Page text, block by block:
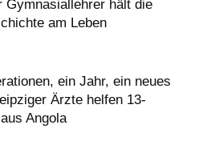
Gymnasiallehrer hält die
am Leben
ein Jahr, ein neues
Ärzte helfen 13-
Angola